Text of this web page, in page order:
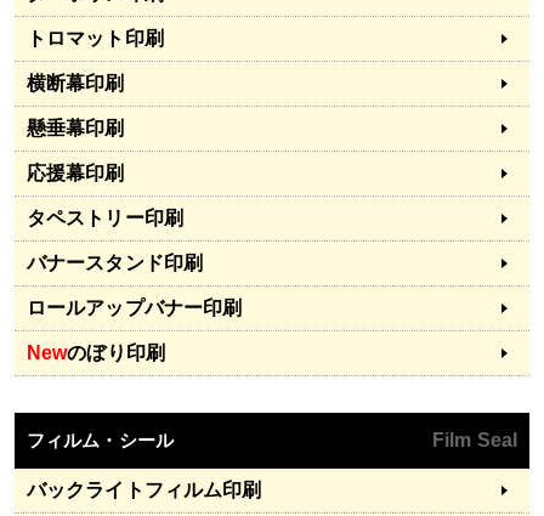
トロマット印刷
横断幕印刷
懸垂幕印刷
応援幕印刷
タペストリー印刷
バナースタンド印刷
ロールアップバナー印刷
Newのぼり印刷
フィルム・シール Film Seal
バックライトフィルム印刷